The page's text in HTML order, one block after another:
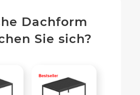
Dachform
Sie sich?